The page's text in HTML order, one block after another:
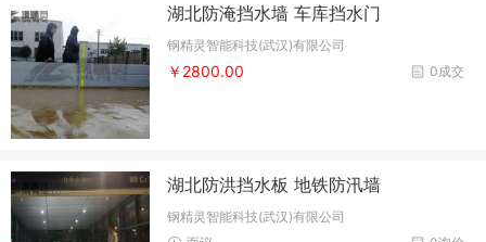
湖北防淹挡水墙 车库挡水门
钢精灵智能科技(武汉)有限公司
0成交
￥2800.00
湖北防洪挡水板 地铁防汛墙
钢精灵智能科技(武汉)有限公司